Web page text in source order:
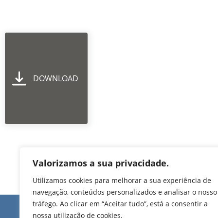
Valorizamos a sua privacidade.
Utilizamos cookies para melhorar a sua experiência de
navegação, conteúdos personalizados e analisar o nosso
tráfego. Ao clicar em “Aceitar tudo”, está a consentir a
nossa utilização de cookies.
DOWNLOAD
Edifício de Jovim